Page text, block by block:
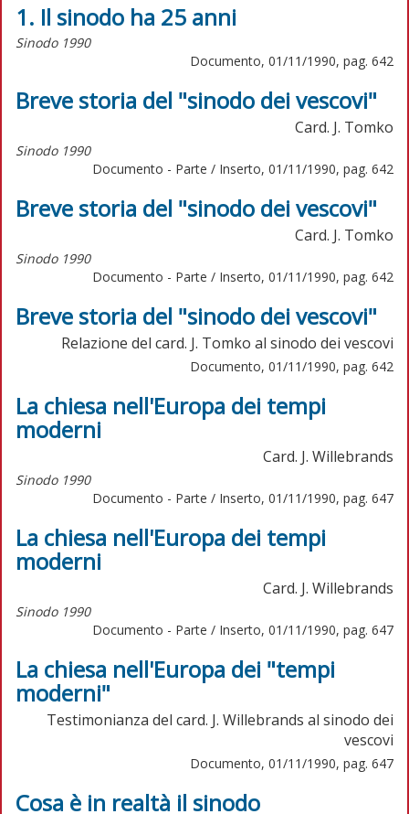
1. Il sinodo ha 25 anni
Sinodo 1990
Documento, 01/11/1990, pag. 642
Breve storia del "sinodo dei vescovi"
Card. J. Tomko
Sinodo 1990
Documento - Parte / Inserto, 01/11/1990, pag. 642
Breve storia del "sinodo dei vescovi"
Card. J. Tomko
Sinodo 1990
Documento - Parte / Inserto, 01/11/1990, pag. 642
Breve storia del "sinodo dei vescovi"
Relazione del card. J. Tomko al sinodo dei vescovi
Documento, 01/11/1990, pag. 642
La chiesa nell'Europa dei tempi
moderni
Card. J. Willebrands
Sinodo 1990
Documento - Parte / Inserto, 01/11/1990, pag. 647
La chiesa nell'Europa dei tempi
moderni
Card. J. Willebrands
Sinodo 1990
Documento - Parte / Inserto, 01/11/1990, pag. 647
La chiesa nell'Europa dei "tempi
moderni"
Testimonianza del card. J. Willebrands al sinodo dei
vescovi
Documento, 01/11/1990, pag. 647
Cosa è in realtà il sinodo